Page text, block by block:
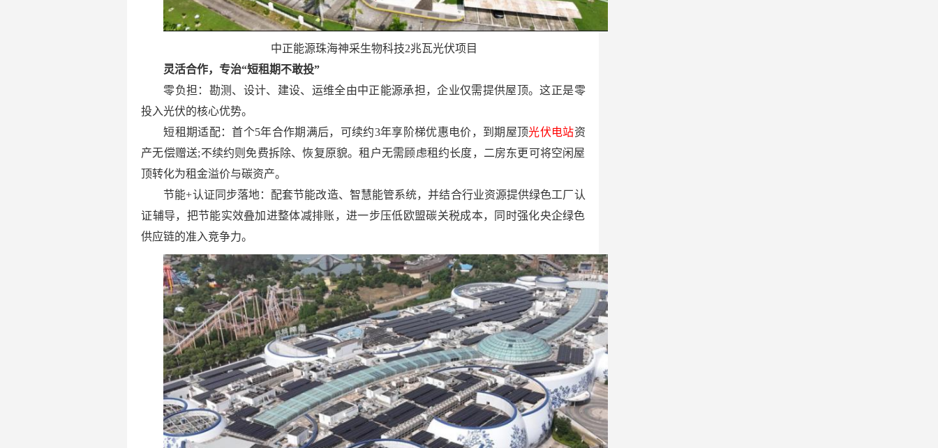
中正能源珠海神采生物科技2兆瓦光伏项目
灵活合作，专治“短租期不敢投”
零负担：勘测、设计、建设、运维全由中正能源承担，企业仅需提供屋顶。这正是零
投入光伏的核心优势。
短租期适配：首个5年合作期满后，可续约3年享阶梯优惠电价，到期屋顶光伏电站资
产无偿赠送;不续约则免费拆除、恢复原貌。租户无需顾虑租约长度，二房东更可将空闲屋
顶转化为租金溢价与碳资产。
节能+认证同步落地：配套节能改造、智慧能管系统，并结合行业资源提供绿色工厂认
证辅导，把节能实效叠加进整体减排账，进一步压低欧盟碳关税成本，同时强化央企绿色
供应链的准入竞争力。